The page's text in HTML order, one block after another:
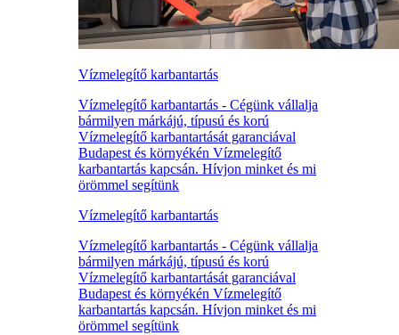
Vízmelegítő karbantartás
Vízmelegítő karbantartás - Cégünk vállalja
bármilyen márkájú, típusú és korú
Vízmelegítő karbantartását garanciával
Budapest és környékén Vízmelegítő
karbantartás kapcsán. Hívjon minket és mi
örömmel segítünk
Vízmelegítő karbantartás
Vízmelegítő karbantartás - Cégünk vállalja
bármilyen márkájú, típusú és korú
Vízmelegítő karbantartását garanciával
Budapest és környékén Vízmelegítő
karbantartás kapcsán. Hívjon minket és mi
örömmel segítünk